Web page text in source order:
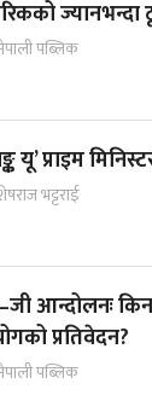
पब्लिक
यू’ प्राइम
भट्टराई
आन्दोलनः
प्रतिवेदन?
पब्लिक